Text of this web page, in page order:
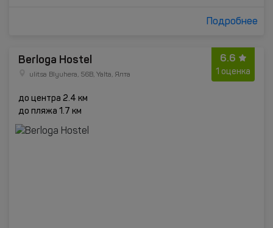
Подробнее
6.6
1 оценка
Berloga Hostel
ulitsa Blyuhera, 56B, Yalta, Ялта
до центра 2.4 км
до пляжа 1.7 км